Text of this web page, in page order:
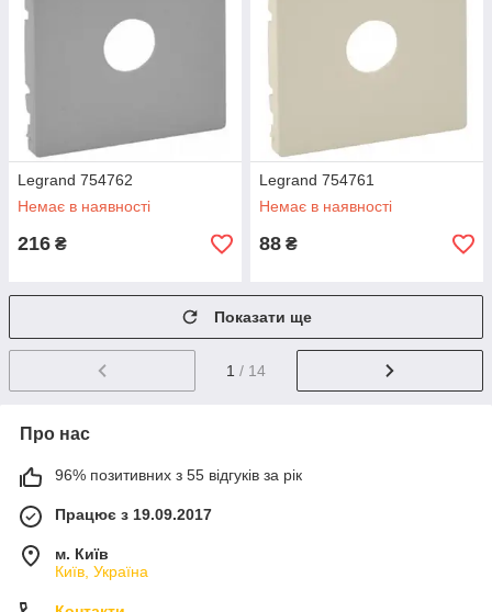
Legrand 754762
Немає в наявності
216 ₴
Legrand 754761
Немає в наявності
88 ₴
Показати ще
1 / 14
Про нас
96% позитивних з 55 відгуків за рік
Працює з 19.09.2017
м. Київ
Київ, Україна